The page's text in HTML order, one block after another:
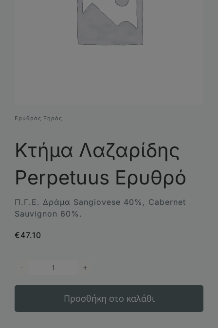
Ερυθρός Ξηρός
Κτήμα Λαζαρίδης
Perpetuus Ερυθρό
Π.Γ.Ε. Δράμα Sangiovese 40%, Cabernet
Sauvignon 60%.
€47.10
Κτήμα
Λαζαρίδης
Perpetuus
Προσθήκη στο καλάθι